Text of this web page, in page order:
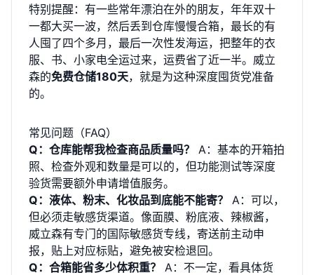
特别提醒：有一些常年漂泊在外的朋友，年年双十
一都大买一波，然后丢到仓库慢慢合箱，最长的有
人囤了四个多月，最后一次性发海运，把整年的衣
服、书、小家电全运过来，运费省了近一半。威立
森的免费仓储180天，就是为这种深度囤货党准备
的。
常见问题（FAQ）
Q：仓库能帮我检查商品质量吗？
A：基本的开箱拍
照、检查外观和数量是可以的，但功能测试等深度
验货需要额外申请增值服务。
Q：液体、粉末、化妆品到底能不能寄？
A：可以，
但必须走敏感货渠道。像面膜、粉底液、辣椒酱，
威立森有专门的国际敏感货专线，寄送前主动申
报，贴上对应标贴，避免被安检退回。
Q：合箱能省多少体积重？
A：不一定，看具体货